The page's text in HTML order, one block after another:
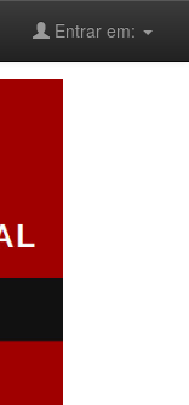
Entrar em: